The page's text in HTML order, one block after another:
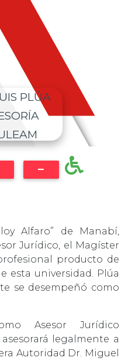
PLÚA
Alfaro” de Manabí,
Jurídico, el Magíster
producto de
esta universidad. Plúa
se desempeñó como
Asesor Jurídico
legalmente a
Autoridad Dr. Miguel